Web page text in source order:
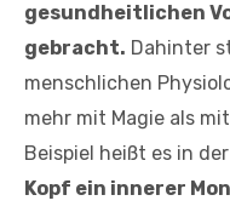
gesundheitlichen
gebracht. Dahinter
menschlichen
mehr mit Magie als
Beispiel heißt es in
Kopf ein innerer